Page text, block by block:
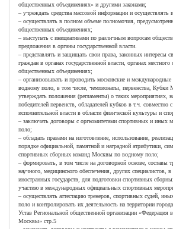
общественных объединениях» и другими законами;
– учреждать средства массовой информации и осуществлять
– осуществлять в полном объеме полномочия,
общественных объединениях;
– выступать с инициативами по различным вопросам
предложения в органы государственной власти.
– представлять и защищать свои права, законных интересы
граждан в органах государственной власти, органах
общественных объединениях;
– организовывать и проводить московские и
водному поло, в том числе, чемпионаты, первенства, Кубки
утверждать положения (регламенты) о таких мероприятиях,
победителей первенств, обладателей кубков в т.ч. совместно
исполнительной власти в области физической культуры и
– заключать договоры с оргкомитетами спортивных и иных
поло;
– обладать правами на изготовление, использование,
порядке официальной, памятной и наградной атрибутики,
спортивных сборных команд Москвы по водному поло;
– формировать, в том числе на договорной основе, составы
научного, медицинского обеспечения, других специалистов,
иностранных государств, для подготовки спортивных
участию в международных официальных спортивных
– осуществлять аттестацию тренеров, спортивных судей,
поло и контролировать их деятельность на территории
Устав Региональной общественной организации «Федерация
Москвы» стр.5